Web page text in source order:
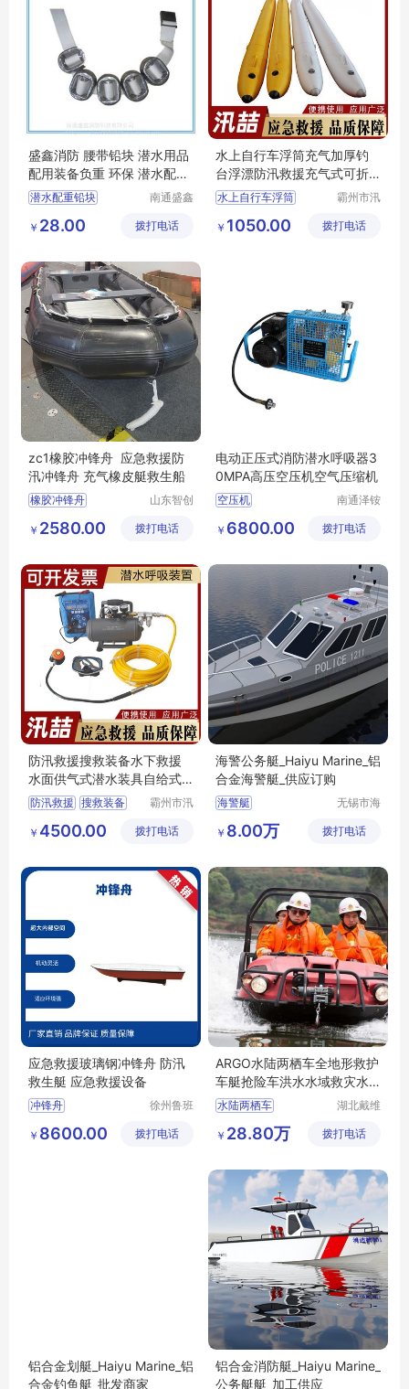
盛鑫消防 腰带铅块 潜水用品
配用装备负重 环保 潜水配重
铅
潜水配重铅块
南通盛鑫
有限公司
￥ 28.00 拨打电话
水上自行车浮筒充气加厚钓
台浮漂防汛救援充气式可折
叠浮标
水上自行车浮筒
充气式可折叠浮标
霸州市汛
备有限公
￥ 1050.00 拨打电话
zc1橡胶冲锋舟 应急救援防
汛冲锋舟 充气橡皮艇救生船
橡胶冲锋舟
充气橡皮艇救生船
山东智创
有限公司
￥ 2580.00 拨打电话
电动正压式消防潜水呼吸器3
0MPA高压空压机空气压缩机
空压机
南通泽铵
有限公司
￥ 6800.00 拨打电话
防汛救援搜救装备水下救援
水面供气式潜水装具自给式
呼吸器
防汛救援 搜救装备
水面供气式潜水装具
霸州市汛
备有限公
￥ 4500.00 拨打电话
海警公务艇_Haiyu Marine_铝
合金海警艇_供应订购
海警艇
无锡市海
技有限公
￥ 8.00万 拨打电话
应急救援玻璃钢冲锋舟 防汛
救生艇 应急救援设备
冲锋舟
徐州鲁班
有限公司
￥ 8600.00 拨打电话
ARGO水陆两栖车全地形救护
车艇抢险车洪水水域救灾水
上救援车厂
水陆两栖车
水陆两用车
西贝虎水陆车
湖北戴维
限公司
￥ 28.80万 拨打电话
铝合金划艇_Haiyu Marine_铝
合金钓鱼艇_批发商家
铝合金消防艇_Haiyu Marine_
公务艇艇_加工供应